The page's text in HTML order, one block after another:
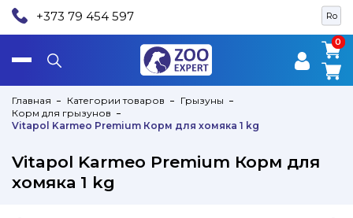
Ro
+373 79 454 597
0
0
Главная Категории товаров
Грызуны
Корм для грызунов
Vitapol Karmeo Premium Корм для хомяка 1 kg
Vitapol Karmeo Premium Корм для
хомяка 1 kg